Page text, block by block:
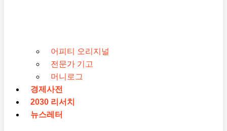
어피티 오리지널
전문가 기고
머니로그
경제사전
2030 리서치
뉴스레터